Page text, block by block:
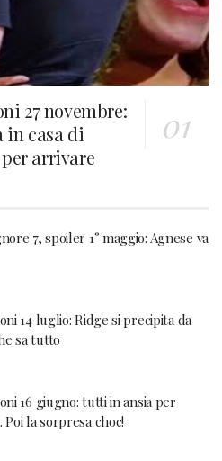
27 novembre:
in casa di
arrivare
7, spoiler 1° maggio: Agnese va
14 luglio: Ridge si precipita da
sa tutto
16 giugno: tutti in ansia per
Poi la sorpresa choc!